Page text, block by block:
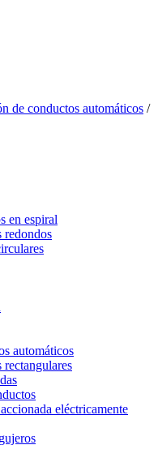
de conductos automáticos /
en espiral
redondos
automáticos
eléctricamente